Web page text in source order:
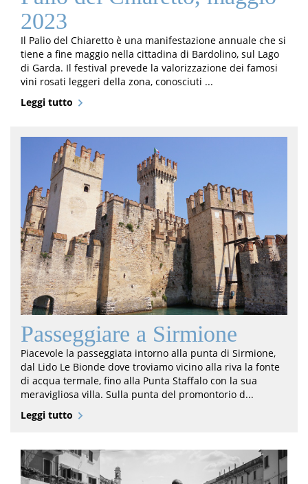
2023
Il Palio del Chiaretto è una manifestazione annuale che si
tiene a fine maggio nella cittadina di Bardolino, sul Lago
di Garda. Il festival prevede la valorizzazione dei famosi
vini rosati leggeri della zona, conosciuti ...
Leggi tutto
Passeggiare a Sirmione
Piacevole la passeggiata intorno alla punta di Sirmione,
dal Lido Le Bionde dove troviamo vicino alla riva la fonte
di acqua termale, fino alla Punta Staffalo con la sua
meravigliosa villa. Sulla punta del promontorio d...
Leggi tutto